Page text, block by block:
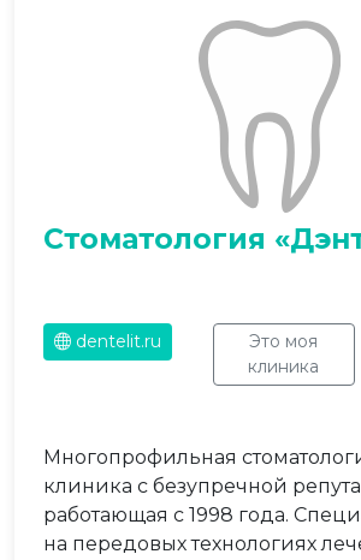
Стоматология
dentelit.ru
Это моя
клиника
Многопрофильная
клиника с безупречной
работающая с 1998 года.
на передовых технологиях